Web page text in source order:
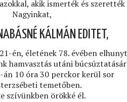
akik ismerték és
Nagyinkat,
KÁLMÁN EDITET,
én, életének 78. évében
hamvasztás utáni
án 10 óra 30 perckor kerül sor
temetőben.
szívünkben örökké él.